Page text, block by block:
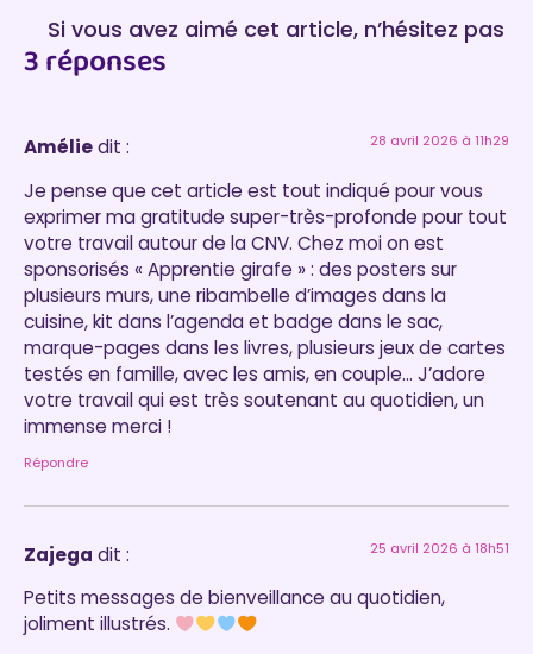
Si vous avez aimé cet article, n’hésitez pas
à laisser un commentaire :)
3 réponses
Améliedit : 28 avril 2026 à 11h29
Je pense que cet article est tout indiqué pour vous
exprimer ma gratitude super-très-profonde pour tout
votre travail autour de la CNV. Chez moi on est
sponsorisés « Apprentie girafe » : des posters sur
plusieurs murs, une ribambelle d’images dans la
cuisine, kit dans l’agenda et badge dans le sac,
marque-pages dans les livres, plusieurs jeux de cartes
testés en famille, avec les amis, en couple… J’adore
votre travail qui est très soutenant au quotidien, un
immense merci !
Répondre
Zajega dit : 25 avril 2026 à 18h51
Petits messages de bienveillance au quotidien,
joliment illustrés.